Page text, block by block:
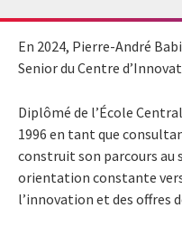
En 2024, Pierre-André
Senior du Centre
Diplômé de l’École
1996 en tant que
construit son parcours au
orientation constante
l’innovation et des offres